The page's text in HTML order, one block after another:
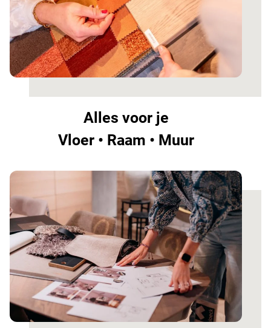
Alles voor je
Vloer • Raam • Muur